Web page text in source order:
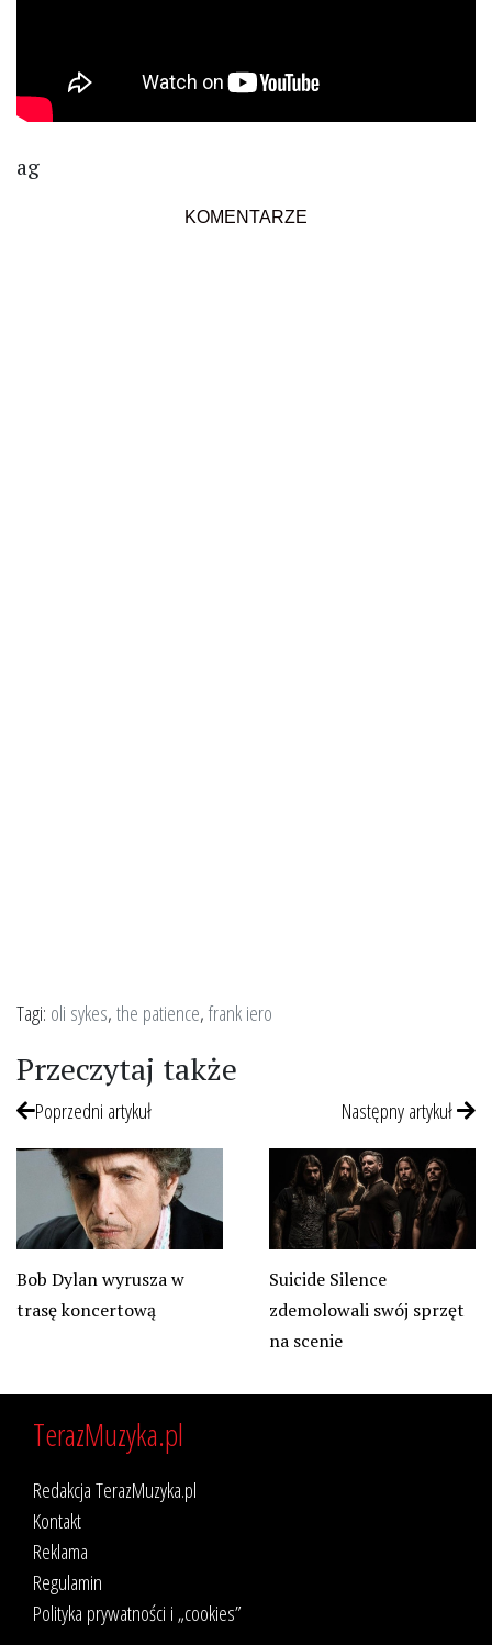
ag
KOMENTARZE
Tagi: oli sykes,the patience,frank iero
Przeczytaj także
Poprzedni artykuł
Bob Dylan wyrusza w
trasę koncertową
Następny artykuł
Suicide Silence
zdemolowali swój sprzęt
na scenie
TerazMuzyka.pl
Redakcja TerazMuzyka.pl
Kontakt
Reklama
Regulamin
Polityka prywatności i „cookies”